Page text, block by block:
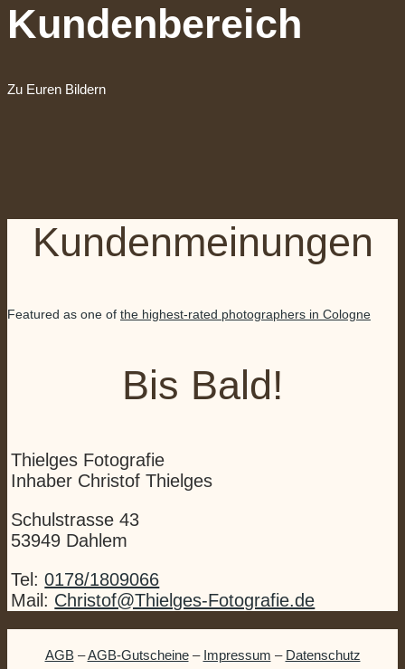
Kundenbereich
Zu Euren Bildern
Kundenmeinungen
Featured as one of the highest-rated photographers in Cologne
Bis Bald!
Thielges Fotografie
Inhaber Christof Thielges
Schulstrasse 43
53949 Dahlem
Tel:0178/1809066
Mail: Christof@Thielges-Fotografie.de
AGB–AGB-Gutscheine– Impressum – Datenschutz